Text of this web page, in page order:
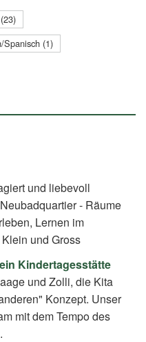
und liebevoll
- Räume
Lernen im
und Gross
Kindertagesstätte
und Zolli, die Kita
Konzept. Unser
mit dem Tempo des
Spanisch (1)